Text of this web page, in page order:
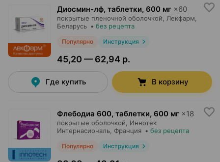
Диосмин-лф, таблетки, 600 мг ×60
покрытые пленочной оболочкой, Лекфарм
Беларусь • без рецепта
Популярно Инструкция
45,20 — 62,94 р.
Где купить В корзину
Флебодиа 600, таблетки, 600 мг ×18
покрытые оболочкой,
Иннотек
Интернасиональ , Франция • без рецепта
Популярно Инструкция